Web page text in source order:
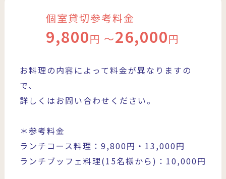
個室貸切参考料金
9,800円 〜26,000円
お料理の内容によって料金が異なりますの
で、
詳しくはお問い合わせください。
＊参考料金
ランチコース料理：9,800円・13,000円
ランチブッフェ料理(15名様から)：10,000円